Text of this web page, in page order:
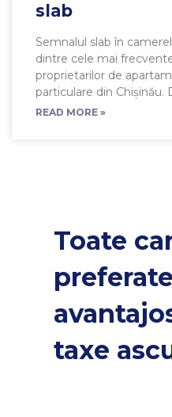
slab
Semnalul slab în
dintre cele mai
proprietarilor de
particulare din Chișinău.
READ MORE »
Toate
taxe